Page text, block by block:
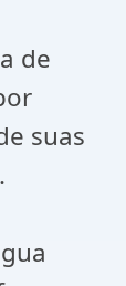
de
suas